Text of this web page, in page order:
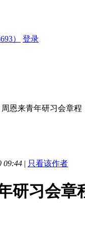
） 登录
周恩来青年研习会章程
09:44 | 只看该作者
研习会章